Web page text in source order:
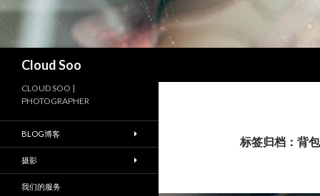
Cloud Soo
标签归档：背
CLOUD SOO |
PHOTOGRAPHER
BLOG博客
摄影
我们的服务